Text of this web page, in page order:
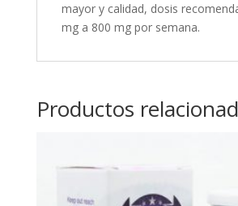
mayor y calidad, dosis
mg a 800 mg por semana.
Productos